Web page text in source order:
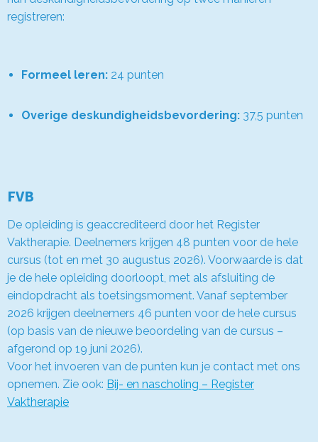
registreren:
Formeel leren: 24 punten
Overige deskundigheidsbevordering: 37,5 punten
FVB
De opleiding is geaccrediteerd door het Register
Vaktherapie. Deelnemers krijgen 48 punten voor de hele
cursus (tot en met 30 augustus 2026). Voorwaarde is dat
je de hele opleiding doorloopt, met als afsluiting de
eindopdracht als toetsingsmoment. Vanaf september
2026 krijgen deelnemers 46 punten voor de hele cursus
(op basis van de nieuwe beoordeling van de cursus –
afgerond op 19 juni 2026).
Voor het invoeren van de punten kun je contact met ons
opnemen. Zie ook: Bij- en nascholing – Register
Vaktherapie